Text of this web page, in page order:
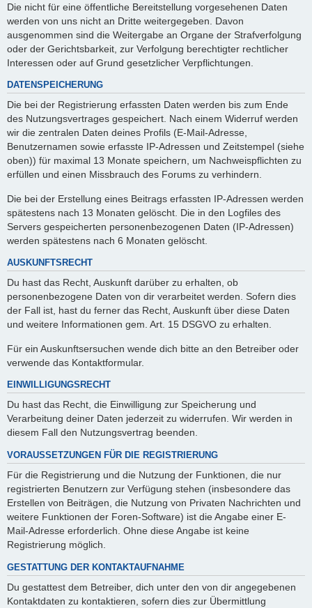
Die nicht für eine öffentliche Bereitstellung vorgesehenen Daten
werden von uns nicht an Dritte weitergegeben. Davon
ausgenommen sind die Weitergabe an Organe der Strafverfolgung
oder der Gerichtsbarkeit, zur Verfolgung berechtigter rechtlicher
Interessen oder auf Grund gesetzlicher Verpflichtungen.
DATENSPEICHERUNG
Die bei der Registrierung erfassten Daten werden bis zum Ende
des Nutzungsvertrages gespeichert. Nach einem Widerruf werden
wir die zentralen Daten deines Profils (E-Mail-Adresse,
Benutzernamen sowie erfasste IP-Adressen und Zeitstempel (siehe
oben)) für maximal 13 Monate speichern, um Nachweispflichten zu
erfüllen und einen Missbrauch des Forums zu verhindern.
Die bei der Erstellung eines Beitrags erfassten IP-Adressen werden
spätestens nach 13 Monaten gelöscht. Die in den Logfiles des
Servers gespeicherten personenbezogenen Daten (IP-Adressen)
werden spätestens nach 6 Monaten gelöscht.
AUSKUNFTSRECHT
Du hast das Recht, Auskunft darüber zu erhalten, ob
personenbezogene Daten von dir verarbeitet werden. Sofern dies
der Fall ist, hast du ferner das Recht, Auskunft über diese Daten
und weitere Informationen gem. Art. 15 DSGVO zu erhalten.
Für ein Auskunftsersuchen wende dich bitte an den Betreiber oder
verwende das Kontaktformular.
EINWILLIGUNGSRECHT
Du hast das Recht, die Einwilligung zur Speicherung und
Verarbeitung deiner Daten jederzeit zu widerrufen. Wir werden in
diesem Fall den Nutzungsvertrag beenden.
VORAUSSETZUNGEN FÜR DIE REGISTRIERUNG
Für die Registrierung und die Nutzung der Funktionen, die nur
registrierten Benutzern zur Verfügung stehen (insbesondere das
Erstellen von Beiträgen, die Nutzung von Privaten Nachrichten und
weitere Funktionen der Foren-Software) ist die Angabe einer E-
Mail-Adresse erforderlich. Ohne diese Angabe ist keine
Registrierung möglich.
GESTATTUNG DER KONTAKTAUFNAHME
Du gestattest dem Betreiber, dich unter den von dir angegebenen
Kontaktdaten zu kontaktieren, sofern dies zur Übermittlung